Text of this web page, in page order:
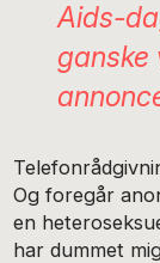
Aids-
ganske
Og foregår
en
har dummet